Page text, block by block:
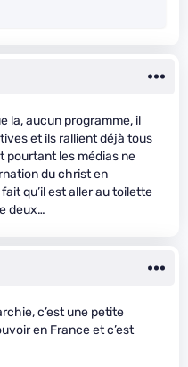
la, aucun programme, il
et ils rallient déjà tous
pourtant les médias ne
du christ en
qu’il est aller au toilette
deux…
c’est une petite
en France et c’est